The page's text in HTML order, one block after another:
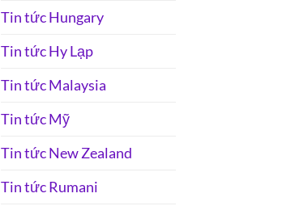
Tin tức Hungary
Tin tức Hy Lạp
Tin tức Malaysia
Tin tức Mỹ
Tin tức New Zealand
Tin tức Rumani